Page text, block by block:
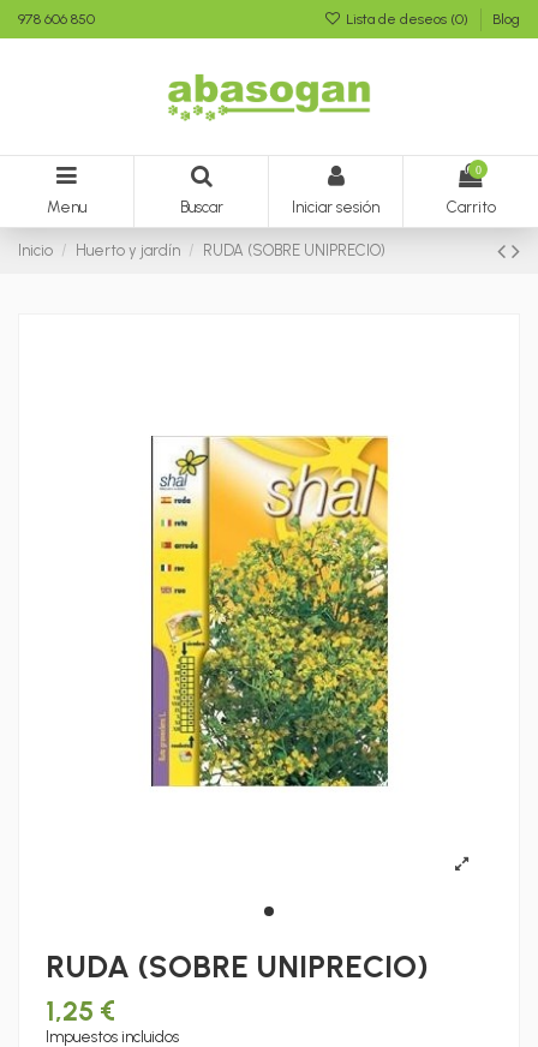
978 606 850 Lista de deseos (0) Blog
Menu Buscar Iniciar sesión
0
Carrito
Inicio Huerto y jardín RUDA (SOBRE UNIPRECIO)
RUDA (SOBRE UNIPRECIO)
1,25 €
Impuestos incluidos